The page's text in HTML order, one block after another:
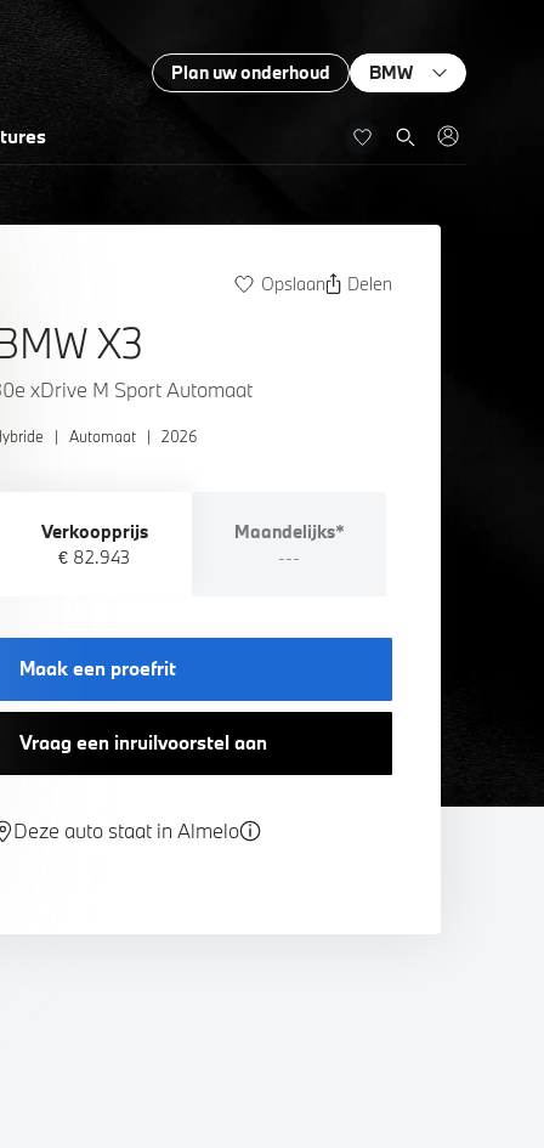
Plan uw onderhoud BMW
Opslaan Delen
X3
xDrive M Sport Automaat
| Automaat | 2026
Verkoopprijs
€ 82.943
Maandelijks*
---
Maak een proefrit
Vraag een inruilvoorstel aan
Deze auto staat in Almelo